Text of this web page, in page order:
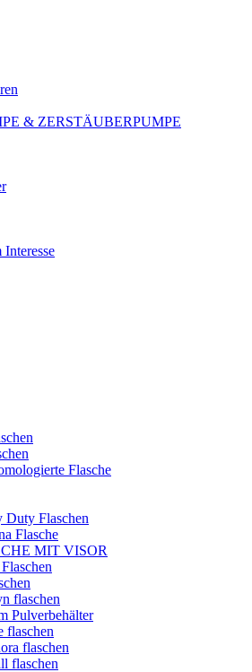
& ZERSTÄUBERPUMPE
Flasche
Duty Flaschen
Flasche
MIT VISOR
flaschen
Pulverbehälter
flaschen
flaschen
flaschen